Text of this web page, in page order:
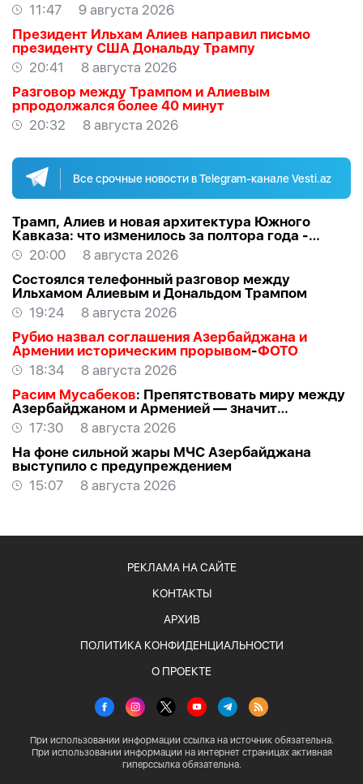
11:47
9 августа 2026
Президент Ильхам Алиев направил письмо
президенту США Дональду Трампу
20:41
8 августа 2026
Разговор между Трампом и Алиевым
рпродолжался более 40 минут
20:32
8 августа 2026
Все срочные новости в Telegram-канале Vesti.az
Трамп, Алиев и новая архитектура Южного
Кавказа: что изменилось за полтора года -
ВЗГЛЯД
20:00
8 августа 2026
Состоялся телефонный разговор между
Ильхамом Алиевым и Дональдом Трампом
19:24
8 августа 2026
Рубио назвал соглашения Азербайджана и
Армении историческим прорывом-ФОТО
18:34
8 августа 2026
Расим Мусабеков: Препятствовать миру между
Азербайджаном и Арменией — значит
создавать проблемы самим себе -
17:30
8 августа 2026
На фоне сильной жары МЧС Азербайджана
выступило с предупреждением
15:07
8 августа 2026
РЕКЛАМА НА САЙТЕ
КОНТАКТЫ
АРХИВ
ПОЛИТИКА КОНФИДЕНЦИАЛЬНОСТИ
О ПРОЕКТЕ
При использовании информации ссылка на источник обязательна.
При использовании информации на интернет страницах активная
гиперссылка обязательна.